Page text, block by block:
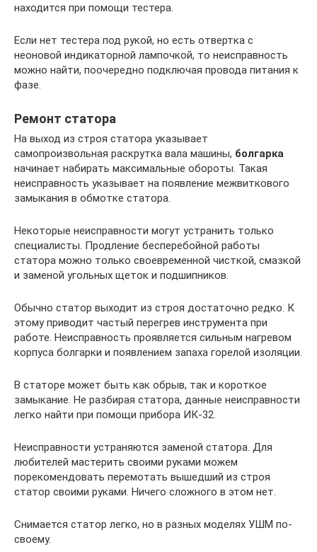
находится при помощи тестера.
Если нет тестера под рукой, но есть отвертка с
неоновой индикаторной лампочкой, то неисправность
можно найти, поочередно подключая провода питания к
фазе.
Ремонт статора
На выход из строя статора указывает
самопроизвольная раскрутка вала машины, болгарка
начинает набирать максимальные обороты. Такая
неисправность указывает на появление межвиткового
замыкания в обмотке статора.
Некоторые неисправности могут устранить только
специалисты. Продление бесперебойной работы
статора можно только своевременной чисткой, смазкой
и заменой угольных щеток и подшипников.
Обычно статор выходит из строя достаточно редко. К
этому приводит частый перегрев инструмента при
работе. Неисправность проявляется сильным нагревом
корпуса болгарки и появлением запаха горелой изоляции.
В статоре может быть как обрыв, так и короткое
замыкание. Не разбирая статора, данные неисправности
легко найти при помощи прибора ИК-32.
Неисправности устраняются заменой статора. Для
любителей мастерить своими руками можем
порекомендовать перемотать вышедший из строя
статор своими руками. Ничего сложного в этом нет.
Снимается статор легко, но в разных моделях УШМ по-
своему.